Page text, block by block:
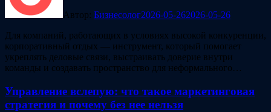
Автор: Бизнесолог2026-05-262026-05-26
Для компаний, работающих в условиях высокой конкуренции,
корпоративный отдых — инструмент, который помогает
укреплять деловые связи, выстраивать доверие внутри
команды и создавать пространство для неформального…
Управление вслепую: что такое маркетинговая
стратегия и почему без нее нельзя